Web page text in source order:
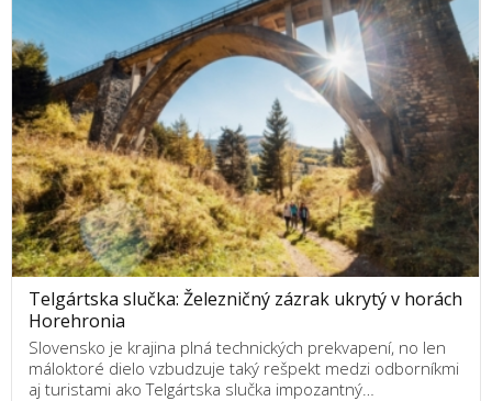
Telgártska slučka: Železničný zázrak ukrytý v horách
Horehronia
Slovensko je krajina plná technických prekvapení, no len
máloktoré dielo vzbudzuje taký rešpekt medzi odborníkmi
aj turistami ako Telgártska slučka impozantný…